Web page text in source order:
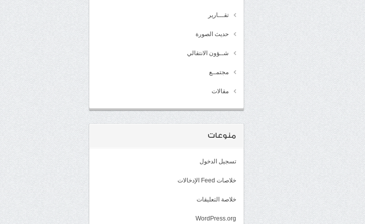
تقـــارير
حديث الصورة
شــؤون الانتقالي
مجتمــع
مقالات
منوعات
تسجيل الدخول
خلاصات Feed الإدخالات
خلاصة التعليقات
WordPress.org